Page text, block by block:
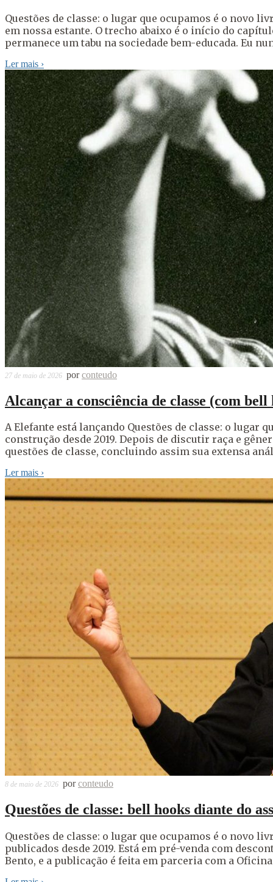
Questões de classe: o lugar que ocupamos é o novo
em nossa estante. O trecho abaixo é o início do
permanece um tabu na sociedade bem-educada. Eu
Ler mais ›
27 de maio de 2026 porconteudo
Alcançar a consciência de classe (com bell
A Elefante está lançando Questões de classe: o lugar
construção desde 2019. Depois de discutir raça e
questões de classe, concluindo assim sua extensa
Ler mais ›
8 de maio de 2026 porconteudo
Questões de classe: bell hooks diante do
Questões de classe: o lugar que ocupamos é o novo
publicados desde 2019. Está em pré-venda com
Bento, e a publicação é feita em parceria com a